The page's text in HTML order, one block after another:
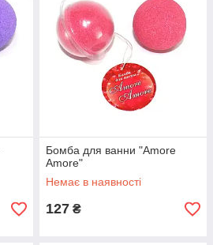
Бомба для ванни "Amore
Amore"
Немає в наявності
127 ₴